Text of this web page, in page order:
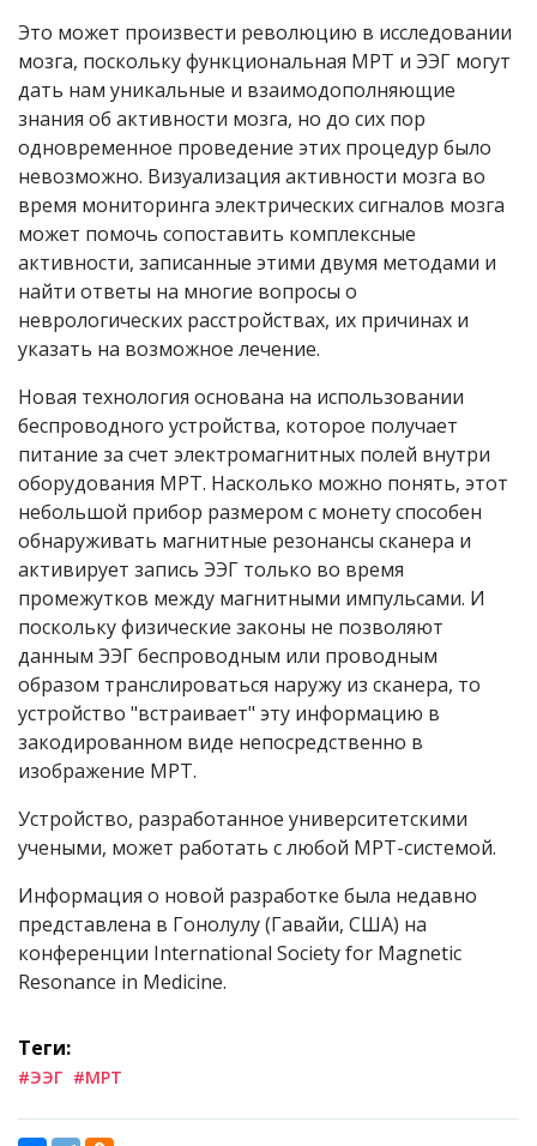
Это может произвести революцию в исследовании
мозга, поскольку функциональная МРТ и ЭЭГ могут
дать нам уникальные и взаимодополняющие
знания об активности мозга, но до сих пор
одновременное проведение этих процедур было
невозможно. Визуализация активности мозга во
время мониторинга электрических сигналов мозга
может помочь сопоставить комплексные
активности, записанные этими двумя методами и
найти ответы на многие вопросы о
неврологических расстройствах, их причинах и
указать на возможное лечение.
Новая технология основана на использовании
беспроводного устройства, которое получает
питание за счет электромагнитных полей внутри
оборудования МРТ. Насколько можно понять, этот
небольшой прибор размером с монету способен
обнаруживать магнитные резонансы сканера и
активирует запись ЭЭГ только во время
промежутков между магнитными импульсами. И
поскольку физические законы не позволяют
данным ЭЭГ беспроводным или проводным
образом транслироваться наружу из сканера, то
устройство "встраивает" эту информацию в
закодированном виде непосредственно в
изображение МРТ.
Устройство, разработанное университетскими
учеными, может работать с любой МРТ-системой.
Информация о новой разработке была недавно
представлена в Гонолулу (Гавайи, США) на
конференции International Society for Magnetic
Resonance in Medicine.
Теги:
#ЭЭГ #МРТ